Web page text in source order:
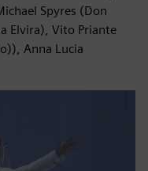
Spyres (Don
Elvira), Vito Priante
Anna Lucia